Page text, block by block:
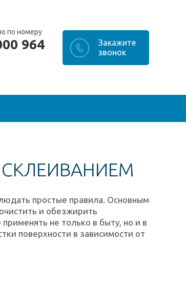
по номеру
964
простые правила. Основным
и обезжирить
не только в быту, но и в
поверхности в зависимости от